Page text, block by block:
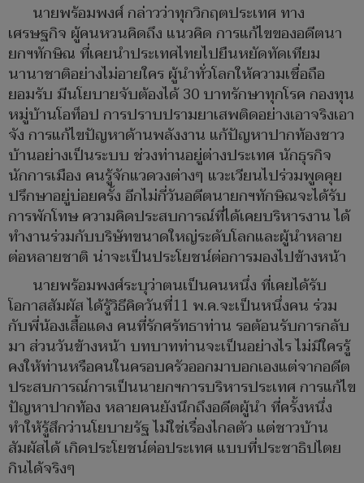
นายพร้อมพงศ์ กล่าวว่าทุกวิกฤตประเทศ ทาง
เศรษฐกิจ ผู้คนหวนคิดถึง แนวคิด การแก้ไขของอดีตนา
ยกฯทักษิณ ที่เคยนำประเทศไทยไปยืนหยัดทัดเทียม
นานาชาติอย่างไม่อายใคร ผู้นำทั่วโลกให้ความเชื่อถือ
ยอมรับ มีนโยบายจับต้องได้ 30 บาทรักษาทุกโรค กองทุน
หมู่บ้านโอท็อป การปราบปรามยาเสพติดอย่างเอาจริงเอา
จัง การแก้ไขปัญหาด้านพลังงาน แก้ปัญหาปากท้องชาว
บ้านอย่างเป็นระบบ ช่วงท่านอยู่ต่างประเทศ นักธุรกิจ
นักการเมือง คนรู้จักแวดวงต่างๆ แวะเวียนไปร่วมพูดคุย
ปรึกษาอยู่บ่อยครั้ง อีกไม่กี่วันอดีตนายกฯทักษิณจะได้รับ
การพักโทษ ความคิดประสบการณ์ที่ได้เคยบริหารงาน ได้
ทำงานร่วมกับบริษัทขนาดใหญ่ระดับโลกและผู้นำหลาย
ต่อหลายชาติ น่าจะเป็นประโยชน์ต่อการมองไปข้างหน้า
นายพร้อมพงศ์ระบุว่าตนเป็นคนหนึ่ง ที่เคยได้รับ
โอกาสสัมผัส ได้รู้วิธีคิดวันที่11 พ.ค.จะเป็นหนึ่งคน ร่วม
กับพี่น้องเสื้อแดง คนที่รักศรัทธาท่าน รอต้อนรับการกลับ
มา ส่วนวันข้างหน้า บทบาทท่านจะเป็นอย่างไร ไม่มีใครรู้
คงให้ท่านหรือคนในครอบครัวออกมาบอกเองแต่จากอดีต
ประสบการณ์การเป็นนายกฯการบริหารประเทศ การแก้ไข
ปัญหาปากท้อง หลายคนยังนึกถึงอดีตผู้นำ ที่ครั้งหนึ่ง
ทำให้รู้สึกว่านโยบายรัฐ ไม่ใช่เรื่องไกลตัว แต่ชาวบ้าน
สัมผัสได้ เกิดประโยชน์ต่อประเทศ แบบที่ประชาธิปไตย
กินได้จริงๆ